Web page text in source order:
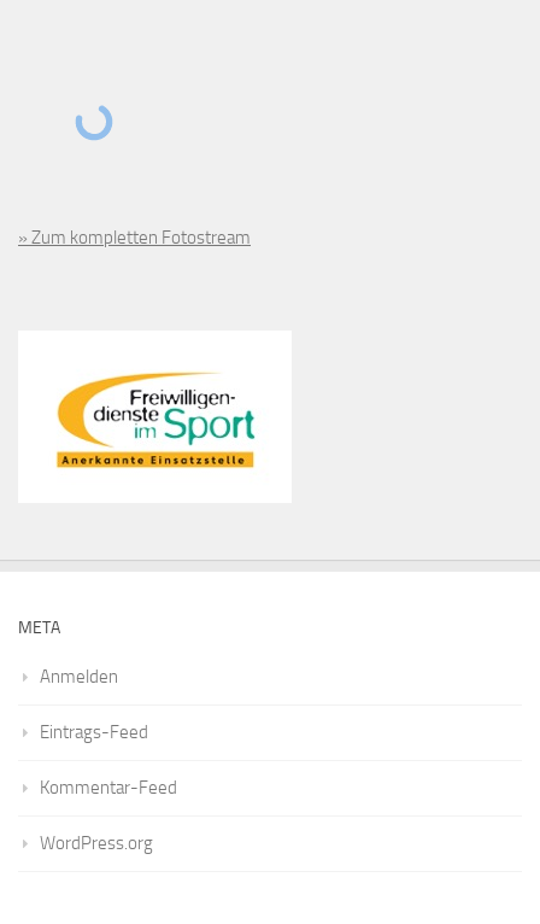
» Zum kompletten Fotostream
META
Anmelden
Eintrags-Feed
Kommentar-Feed
WordPress.org